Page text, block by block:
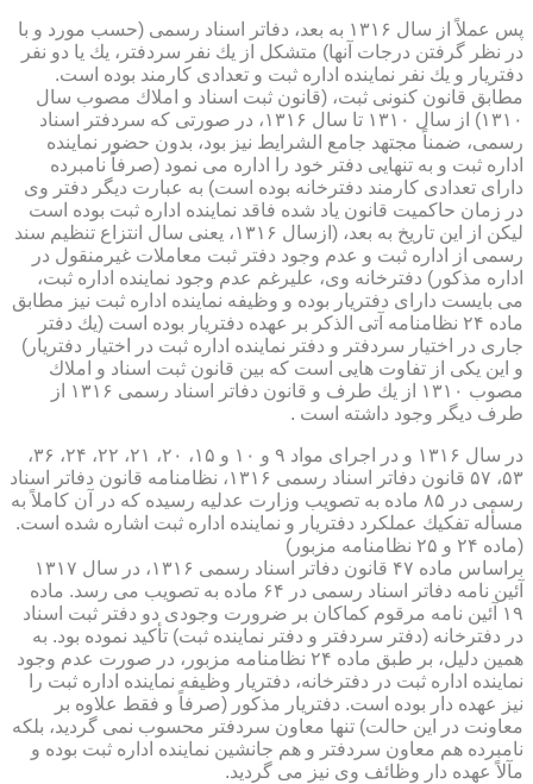
پس عملاً از سال ۱۳۱۶ به بعد، دفاتر اسناد رسمی (حسب مورد و با
در نظر گرفتن درجات آنها) متشكل از یك نفر سردفتر، یك یا دو نفر
دفتریار و یك نفر نماینده اداره ثبت و تعدادی كارمند بوده است.
مطابق قانون كنونی ثبت، (قانون ثبت اسناد و املاك مصوب سال
۱۳۱۰) از سال ۱۳۱۰ تا سال ۱۳۱۶، در صورتی كه سردفتر اسناد
رسمی، ضمناً مجتهد جامع الشرایط نیز بود، بدون حضور نماینده
اداره ثبت و به تنهایی دفتر خود را اداره می نمود (صرفاً نامبرده
دارای تعدادی كارمند دفترخانه بوده است) به عبارت دیگر دفتر وی
در زمان حاكمیت قانون یاد شده فاقد نماینده اداره ثبت بوده است
لیكن از این تاریخ به بعد، (ازسال ۱۳۱۶، یعنی سال انتزاع تنظیم سند
رسمی از اداره ثبت و عدم وجود دفتر ثبت معاملات غیرمنقول در
اداره مذكور) دفترخانه وی، علیرغم عدم وجود نماینده اداره ثبت،
می بایست دارای دفتریار بوده و وظیفه نماینده اداره ثبت نیز مطابق
ماده ۲۴ نظامنامه آتی الذكر بر عهده دفتریار بوده است (یك دفتر
جاری در اختیار سردفتر و دفتر نماینده اداره ثبت در اختیار دفتریار)
و این یكی از تفاوت هایی است كه بین قانون ثبت اسناد و املاك
مصوب ۱۳۱۰ از یك طرف و قانون دفاتر اسناد رسمی ۱۳۱۶ از
طرف دیگر وجود داشته است .
در سال ۱۳۱۶ و در اجرای مواد ۹ و ۱۰ و ۱۵، ۲۰، ۲۱، ۲۲، ۲۴، ۳۶،
۵۳، ۵۷ قانون دفاتر اسناد رسمی ۱۳۱۶، نظامنامه قانون دفاتر اسناد
رسمی در ۸۵ ماده به تصویب وزارت عدلیه رسیده كه در آن كاملاً به
مسأله تفكیك عملكرد دفتریار و نماینده اداره ثبت اشاره شده است.
(ماده ۲۴ و ۲۵ نظامنامه مزبور)
براساس ماده ۴۷ قانون دفاتر اسناد رسمی ۱۳۱۶، در سال ۱۳۱۷
آئین نامه دفاتر اسناد رسمی در ۶۴ ماده به تصویب می رسد. ماده
۱۹ آئین نامه مرقوم كماكان بر ضرورت وجودی دو دفتر ثبت اسناد
در دفترخانه (دفتر سردفتر و دفتر نماینده ثبت) تأكید نموده بود. به
همین دلیل، بر طبق ماده ۲۴ نظامنامه مزبور، در صورت عدم وجود
نماینده اداره ثبت در دفترخانه، دفتریار وظیفه نماینده اداره ثبت را
نیز عهده دار بوده است. دفتریار مذكور (صرفاً و فقط علاوه بر
معاونت در این حالت) تنها معاون سردفتر محسوب نمی گردید، بلكه
نامبرده هم معاون سردفتر و هم جانشین نماینده اداره ثبت بوده و
مآلاً عهده دار وظائف وی نیز می گردید.